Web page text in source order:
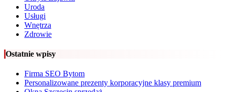
Uroda
Usługi
Wnętrza
Zdrowie
Ostatnie wpisy
Firma SEO Bytom
Personalizowane prezenty korporacyjne klasy premium